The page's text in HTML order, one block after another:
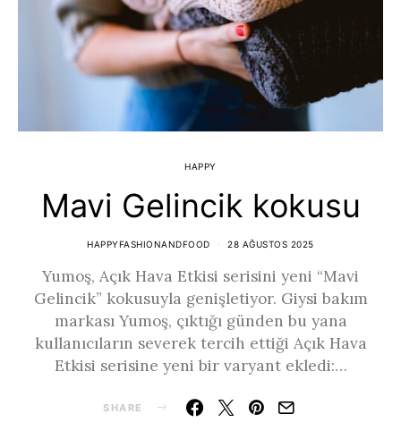
HAPPY
Mavi Gelincik kokusu
HAPPYFASHIONANDFOOD 28 AĞUSTOS 2025
Yumoş, Açık Hava Etkisi serisini yeni “Mavi
Gelincik” kokusuyla genişletiyor. Giysi bakım
markası Yumoş, çıktığı günden bu yana
kullanıcıların severek tercih ettiği Açık Hava
Etkisi serisine yeni bir varyant ekledi:…
SHARE